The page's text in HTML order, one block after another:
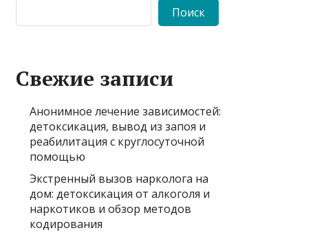
Поиск
Свежие записи
Анонимное лечение зависимостей:
детоксикация, вывод из запоя и
реабилитация с круглосуточной
помощью
Экстренный вызов нарколога на
дом: детоксикация от алкоголя и
наркотиков и обзор методов
кодирования